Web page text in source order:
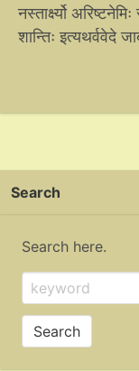
नस्तार्क्ष्यो
शान्तिः इत्यथर्ववेदे
Search
Search here.